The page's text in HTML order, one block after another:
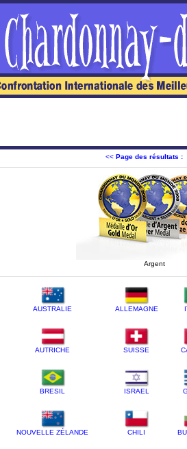
<< Page des résultats :
Argent
AUSTRALIE ALLEMAGNE
AUTRICHE SUISSE
BRESIL ISRAEL
NOUVELLE ZÉLANDE CHILI